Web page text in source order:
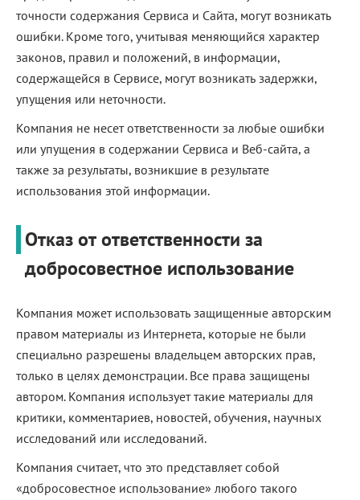
точности содержания Сервиса и Сайта, могут возникать
ошибки. Кроме того, учитывая меняющийся характер
законов, правил и положений, в информации,
содержащейся в Сервисе, могут возникать задержки,
упущения или неточности.
Компания не несет ответственности за любые ошибки
или упущения в содержании Сервиса и Веб-сайта, а
также за результаты, возникшие в результате
использования этой информации.
Отказ от ответственности за
добросовестное использование
Компания может использовать защищенные авторским
правом материалы из Интернета, которые не были
специально разрешены владельцем авторских прав,
только в целях демонстрации. Все права защищены
автором. Компания использует такие материалы для
критики, комментариев, новостей, обучения, научных
исследований или исследований.
Компания считает, что это представляет собой
«добросовестное использование» любого такого